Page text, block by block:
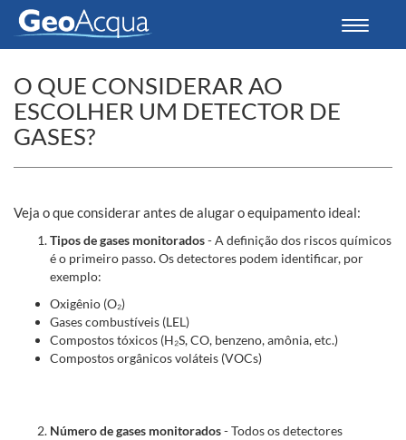
Toggle
O QUE CONSIDERAR AO
ESCOLHER UM DETECTOR DE
GASES?
Veja o que considerar antes de alugar o equipamento ideal:
Tipos de gases monitorados- A definição dos riscos químicos
é o primeiro passo. Os detectores podem identificar, por
exemplo:
Oxigênio (O₂)
Gases combustíveis (LEL)
Compostos tóxicos (H₂S, CO, benzeno, amônia, etc.)
Compostos orgânicos voláteis (VOCs)
Número de gases monitorados- Todos os detectores